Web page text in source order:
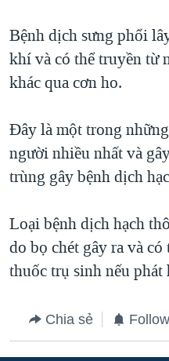
THƯỢNG ĐỈNH TRUMP-
TRỊNH VĨNH BÌNH VS.
BÊN KIA QUỐC LỘ:
QUAN HỆ VIỆT MỸ
Bệnh dịch sưng phổi
khí và có thể truyền từ
khác qua cơn ho.
Đây là một trong
người nhiều nhất và
trùng gây bệnh dịch
Loại bệnh dịch hạch
do bọ chét gây ra và
thuốc trụ sinh nếu phát
Chia sẻ